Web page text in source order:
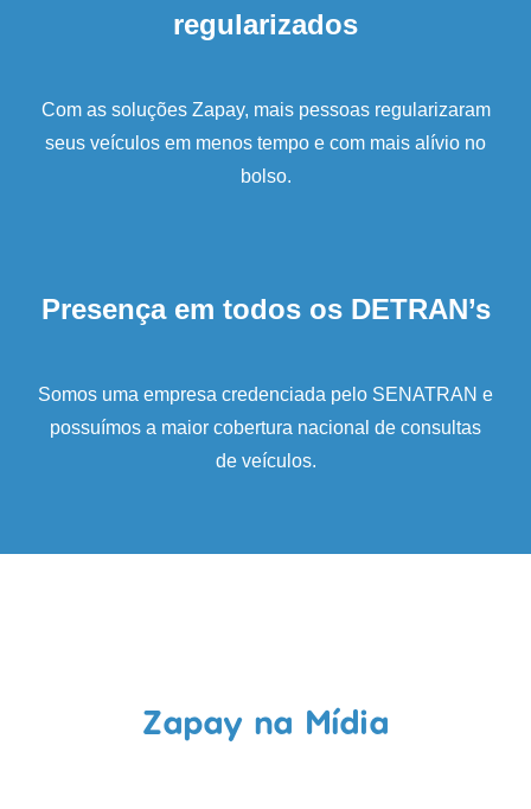
regularizados
Com as soluções Zapay, mais pessoas regularizaram
seus veículos em menos tempo e com mais alívio no
bolso.
Presença em todos os DETRAN’s
Somos uma empresa credenciada pelo SENATRAN e
possuímos a maior cobertura nacional de consultas
de veículos.
Zapay na Mídia